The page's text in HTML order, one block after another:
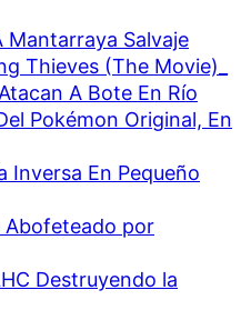
Mantarraya Salvaje
Thieves (The Movie)_
A Bote En Río
Pokémon Original, En
Inversa En Pequeño
Abofeteado por
Destruyendo la